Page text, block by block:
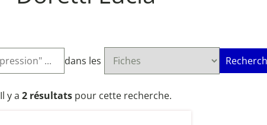
dans les
Il y a 2 résultats pour cette recherche.